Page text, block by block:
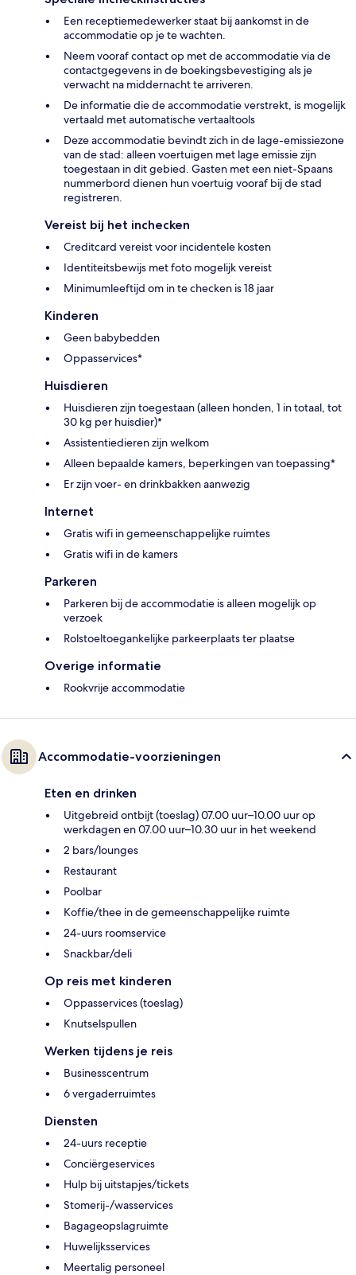
Een receptiemedewerker staat bij aankomst in de
accommodatie op je te wachten.
Neem vooraf contact op met de accommodatie via de
contactgegevens in de boekingsbevestiging als je
verwacht na middernacht te arriveren.
De informatie die de accommodatie verstrekt, is mogelijk
vertaald met automatische vertaaltools
Deze accommodatie bevindt zich in de lage-emissiezone
van de stad: alleen voertuigen met lage emissie zijn
toegestaan in dit gebied. Gasten met een niet-Spaans
nummerbord dienen hun voertuig vooraf bij de stad
registreren.
Vereist bij het inchecken
Creditcard vereist voor incidentele kosten
Identiteitsbewijs met foto mogelijk vereist
Minimumleeftijd om in te checken is 18 jaar
Kinderen
Geen babybedden
Oppasservices*
Huisdieren
Huisdieren zijn toegestaan (alleen honden, 1 in totaal, tot
30 kg per huisdier)*
Assistentiedieren zijn welkom
Alleen bepaalde kamers, beperkingen van toepassing*
Er zijn voer- en drinkbakken aanwezig
Internet
Gratis wifi in gemeenschappelijke ruimtes
Gratis wifi in de kamers
Parkeren
Parkeren bij de accommodatie is alleen mogelijk op
verzoek
Rolstoeltoegankelijke parkeerplaats ter plaatse
Overige informatie
Rookvrije accommodatie
Accommodatie-voorzieningen
Eten en drinken
Uitgebreid ontbijt (toeslag) 07.00 uur–10.00 uur op
werkdagen en 07.00 uur–10.30 uur in het weekend
2 bars/lounges
Restaurant
Poolbar
Koffie/thee in de gemeenschappelijke ruimte
24-uurs roomservice
Snackbar/deli
Op reis met kinderen
Oppasservices (toeslag)
Knutselspullen
Werken tijdens je reis
Businesscentrum
6 vergaderruimtes
Diensten
24-uurs receptie
Conciërgeservices
Hulp bij uitstapjes/tickets
Stomerij-/wasservices
Bagageopslagruimte
Huwelijksservices
Meertalig personeel